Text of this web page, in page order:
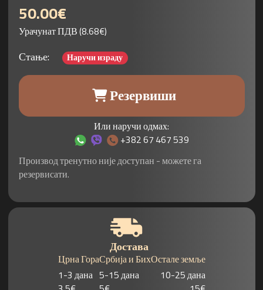
50.00€
Урачунат ПДВ (8.68€)
Стање: Наручи израду
Резервиши
Или наручи одмах:
+382 67 467 539
Производ тренутно није доступан - можете га
резервисати.
Достава
Црна Гора
1-3 дана
Србија и Бих
5-15 дана
Остале земље
10-25 дана